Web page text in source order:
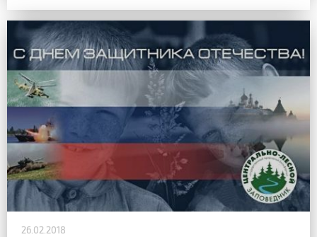
26.02.2018